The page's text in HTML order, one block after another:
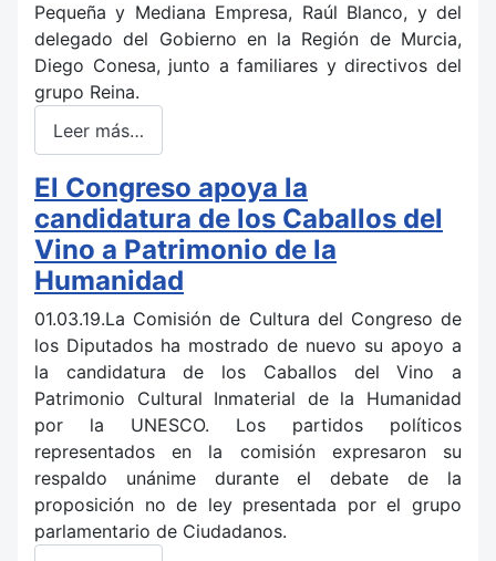
Pequeña y Mediana Empresa, Raúl Blanco, y del
delegado del Gobierno en la Región de Murcia,
Diego Conesa, junto a familiares y directivos del
grupo Reina.
Leer más…
El Congreso apoya la
candidatura de los Caballos del
Vino a Patrimonio de la
Humanidad
01.03.19.La Comisión de Cultura del Congreso de
los Diputados ha mostrado de nuevo su apoyo a
la candidatura de los Caballos del Vino a
Patrimonio Cultural Inmaterial de la Humanidad
por la UNESCO. Los partidos políticos
representados en la comisión expresaron su
respaldo unánime durante el debate de la
proposición no de ley presentada por el grupo
parlamentario de Ciudadanos.